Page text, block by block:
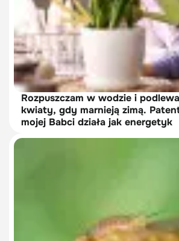
Rozpuszczam w wodzie i
kwiaty, gdy marnieją zimą.
mojej Babci działa jak energetyk